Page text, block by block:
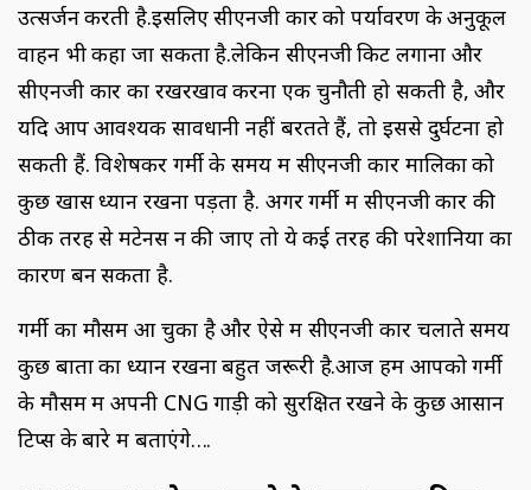
उत्सर्जन करती है.इसलिए सीएनजी कार को पर्यावरण के अनुकूल
वाहन भी कहा जा सकता है.लेकिन सीएनजी किट लगाना और
सीएनजी कार का रखरखाव करना एक चुनौती हो सकती है, और
यदि आप आवश्यक सावधानी नहीं बरतते हैं, तो इससे दुर्घटना हो
सकती हैं. विशेषकर गर्मी के समय में सीएनजी कार मालिकों को
कुछ खास ध्यान रखना पड़ता है. अगर गर्मी में सीएनजी कार की
ठीक तरह से मेंटेनेंस न की जाए तो ये कई तरह की परेशानियों का
कारण बन सकता है.
गर्मी का मौसम आ चुका है और ऐसे में सीएनजी कार चलाते समय
कुछ बातों का ध्यान रखना बहुत जरूरी है.आज हम आपको गर्मी
के मौसम में अपनी CNG गाड़ी को सुरक्षित रखने के कुछ आसान
टिप्स के बारे में बताएंगे….